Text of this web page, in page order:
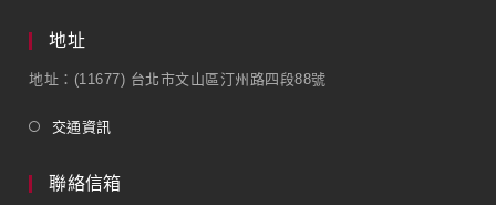
地址
地址：(11677) 台北市文山區汀州路四段88號
交通資訊
聯絡信箱